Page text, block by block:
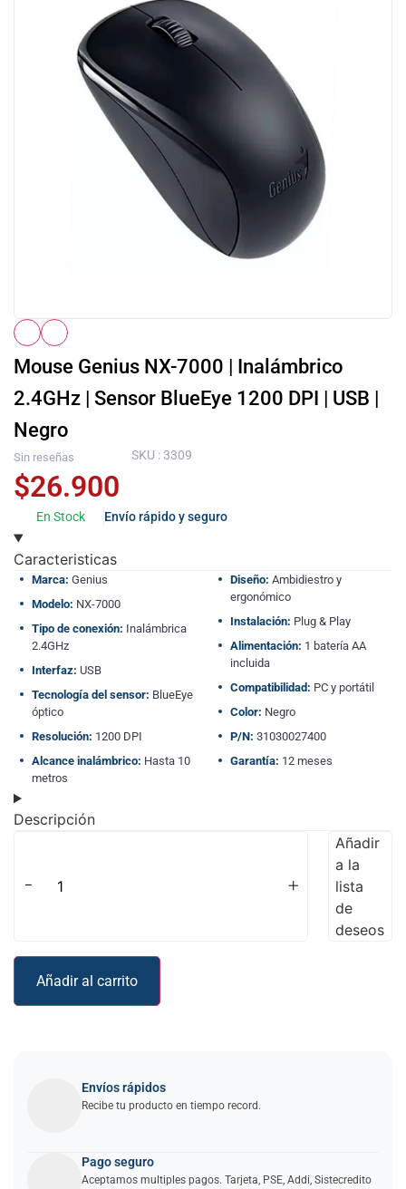
Mouse Genius NX-7000 | Inalámbrico
2.4GHz | Sensor BlueEye 1200 DPI | USB |
Negro
Sin reseñas SKU : 3309
$26.900
En Stock Envío rápido y seguro
Caracteristicas
Marca: Genius
Modelo: NX-7000
Tipo de conexión: Inalámbrica
2.4GHz
Interfaz: USB
Tecnología del sensor: BlueEye
óptico
Resolución: 1200 DPI
Alcance inalámbrico: Hasta 10
metros
Diseño: Ambidiestro y
ergonómico
Instalación: Plug & Play
Alimentación: 1 batería AA
incluida
Compatibilidad: PC y portátil
Color: Negro
P/N: 31030027400
Garantía: 12 meses
Descripción
- +
Añadir al carrito
Añadir
a la
lista
de
deseos
Envíos rápidos
Recibe tu producto en tiempo record.
Pago seguro
Aceptamos multiples pagos. Tarjeta, PSE, Addi, Sistecredito